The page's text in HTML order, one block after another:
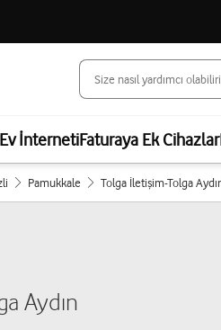
Ev İnternetiFaturaya Ek Cihazlar
Pamukkale Tolga İletişim-Tolga
Aydın